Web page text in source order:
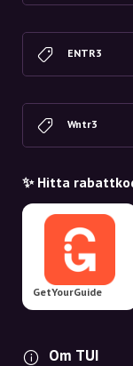
ENTR3
Wntr3
✨ Hitta
GetYourGuide
Om TUI